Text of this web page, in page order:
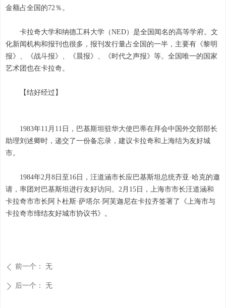
金额占全国的72％。
卡拉奇大学和纳德工科大学（NED）是全国闻名的高等学府。文
化新闻机构和报刊也很多，报刊发行量占全国的一半，主要有《黎明
报》、《战斗报》、《晨报》、《时代之声报》等。全国唯一的国家
艺术团也在卡拉奇。
【结好经过】
1983年11月11日，巴基斯坦驻华大使巴蒂在拜会中国外交部部长
助理刘述卿时，递交了一份备忘录，建议卡拉奇和上海结为友好城
市。
1984年2月8日至16日，汪道涵市长应巴基斯坦总统齐亚·哈克的邀
请，率团对巴基斯坦进行友好访问。2月15日，上海市市长汪道涵和
卡拉奇市市长阿卜杜斯·萨塔尔·阿芙迦尼在卡拉齐签署了《上海市与
卡拉奇市缔结友好城市协议书》。
ꄴ 前一个： 无
ꄲ 后一个： 无